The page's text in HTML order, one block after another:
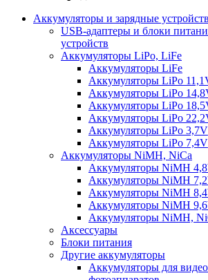
Аккумуляторы и зарядные
USB-адаптеры и блоки
устройств
Аккумуляторы LiPo, LiFe
Аккумуляторы LiFe
Аккумуляторы LiPo
Аккумуляторы LiPo
Аккумуляторы LiPo
Аккумуляторы LiPo
Аккумуляторы LiPo 3,7V
Аккумуляторы LiPo 7,4V
Аккумуляторы NiMH, NiCa
Аккумуляторы NiMH
Аккумуляторы NiMH
Аккумуляторы NiMH
Аккумуляторы NiMH
Аккумуляторы NiMH,
Аксессуары
Блоки питания
Другие аккумуляторы
Аккумуляторы для